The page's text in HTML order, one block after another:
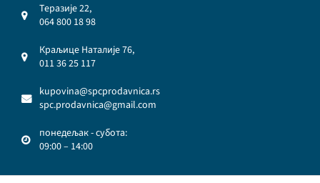
Теразије 22,
064 800 18 98
Краљице Наталије 76,
011 36 25 117
kupovina@spcprodavnica.rs
spc.prodavnica@gmail.com
понедељак - субота:
09:00 – 14:00